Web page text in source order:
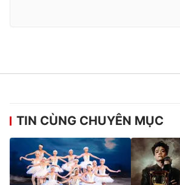
TIN CÙNG CHUYÊN MỤC